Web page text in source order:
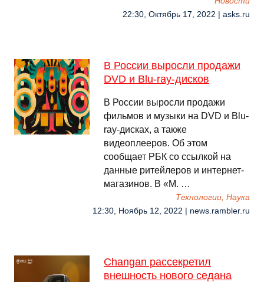
22:30, Октябрь 17, 2022 | asks.ru
В России выросли продажи
DVD и Blu-ray-дисков
В России выросли продажи
фильмов и музыки на DVD и Blu-
ray-дисках, а также
видеоплееров. Об этом
сообщает РБК со ссылкой на
данные ритейлеров и интернет-
магазинов. В «М. …
Технологии, Наука
12:30, Ноябрь 12, 2022 | news.rambler.ru
Changan рассекретил
внешность нового седана